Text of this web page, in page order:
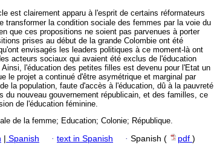
est clairement apparu à l'esprit de certains réformateurs
transformer la condition sociale des femmes par la voie du
que ces propositions ne soient pas parvenues à porter
prises au début de la grande Colombie ont été
envisagés les leaders politiques à ce moment-là ont
acteurs sociaux qui avaient été exclus de l'éducation
l'éducation des petites filles est devenu pour l'Etat un
le projet a continué d'être asymétrique et marginal par
la population, faute d'accès à l'éducation, dû à la pauvreté
du nouveau gouvernement républicain, et des familles, ce
de l'éducation féminine.
de la femme; Education; Colonie; République.
Spanish · text in Spanish · Spanish ( pdf )